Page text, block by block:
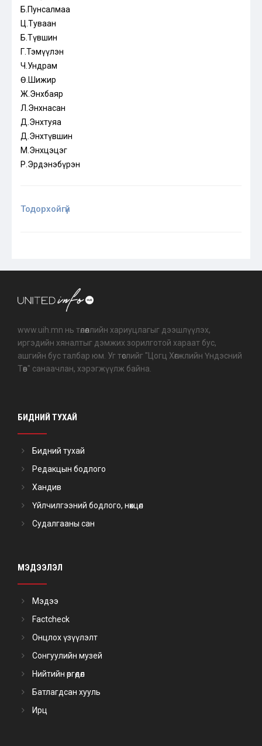
Б.Пунсалмаа
Ц.Туваан
Б.Түвшин
Г.Тэмүүлэн
Ч.Ундрам
Ө.Шижир
Ж.Энхбаяр
Л.Энхнасан
Д.Энхтуяа
Д.Энхтүвшин
М.Энхцэцэг
Р.Эрдэнэбүрэн
Тодорхойгүй
www.uih.mn нь төлөөллийн хариуцлагыг дээшлүүлэх,
иргэдийн хяналтыг дэмжих зорилготой хараат бус,
ашгийн бус талбар юм. Уг төслийг "Цогц Хөгжлийн Үндэсний
Төв" санаачлан, хэрэгжүүлж байна.
БИДНИЙ ТУХАЙ
Бидний тухай
Редакцын бодлого
Хандив
Үйлчилгээний бодлого, нөхцөл
Судалгааны сан
МЭДЭЭЛЭЛ
Мэдээ
Factcheck
Онцлох үзүүлэлт
Сонгуулийн музей
Нийтийн өргөдөл
Батлагдсан хууль
Ирц